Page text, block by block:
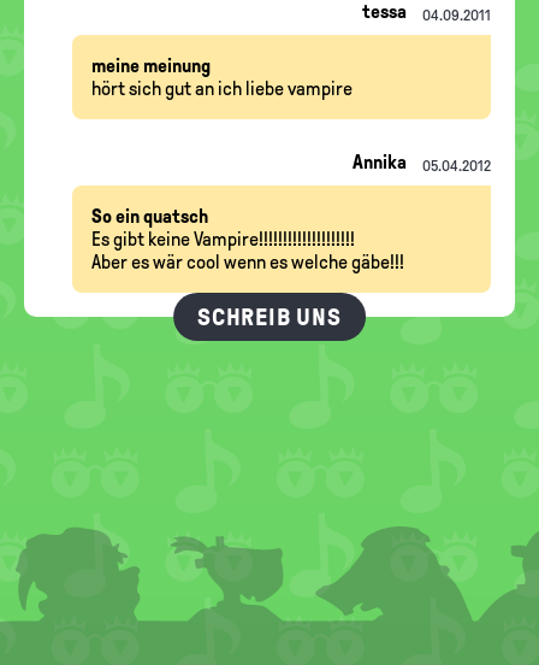
tessa 04.09.2011
meine meinung
hört sich gut an ich liebe vampire
Annika 05.04.2012
So ein quatsch
Es gibt keine Vampire!!!!!!!!!!!!!!!!!!!!
Aber es wär cool wenn es welche gäbe!!!
SCHREIB UNS
FOOTER
MENU